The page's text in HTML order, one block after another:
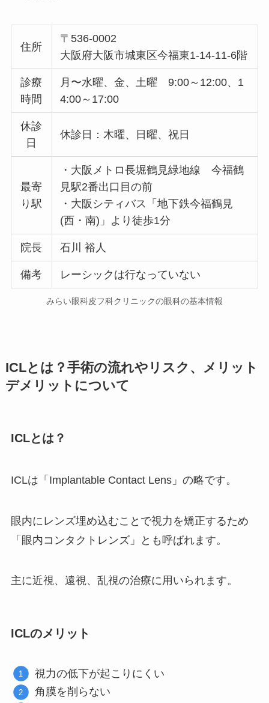
住所
〒536-0002
大阪府大阪市城東区今福東1-14-11-6階
診療
時間
月〜水曜、金、土曜 9:00～12:00、1
4:00～17:00
休診
日
休診日：木曜、日曜、祝日
最寄
り駅
・大阪メトロ長堀鶴見緑地線 今福鶴
見駅2番出口目の前
・大阪シティバス「地下鉄今福鶴見
(西・南)」より徒歩1分
院長 石川 裕人
備考 レーシックは行なっていない
みらい眼科皮フ科クリニックの眼科の基本情報
ICLとは？手術の流れやリスク、メリット
デメリットについて
ICLとは？
ICLは「Implantable Contact Lens」の略です。
眼内にレンズ埋め込むことで視力を矯正するため
「眼内コンタクトレンズ」とも呼ばれます。
主に近視、遠視、乱視の治療に用いられます。
ICLのメリット
視力の低下が起こりにくい
角膜を削らない